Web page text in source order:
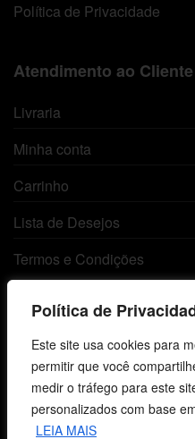
Política de
Este site usa cookies para
permitir que você
medir o tráfego para este
personalizados com base
LEIA MAIS
Política de Privacidade
Atendimento ao Cliente
Livraria
Minha conta
Carrinho
Lista de Desejos
Termos e Condições
Centro de Estudos
CNPJ: 29.832.607/0001-10
São Leopoldo, RS, Brasil